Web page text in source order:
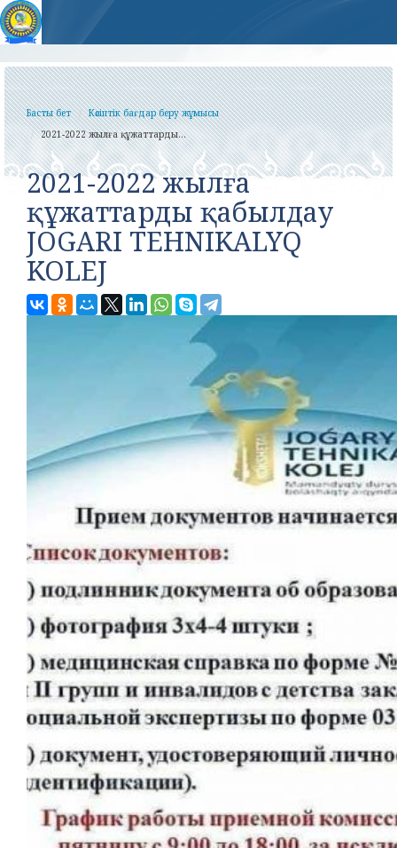
Басты бет
Кәсіптік бағдар беру жұмысы
2021-2022 жылға құжаттарды...
2021-2022 жылға
құжаттарды қабылдау
JOGARI TEHNIKALYQ
KOLEJ